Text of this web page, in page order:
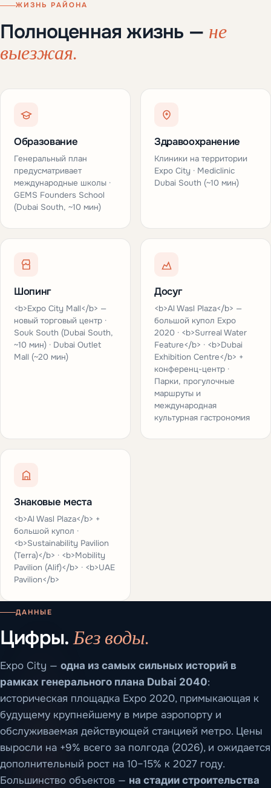
ЖИЗНЬ РАЙОНА
Полноценная жизнь — не
выезжая.
Образование
Генеральный план
предусматривает
международные школы ·
GEMS Founders School
(Dubai South, ~10 мин)
Здравоохранение
Клиники на территории
Expo City · Mediclinic
Dubai South (~10 мин)
Шопинг
<b>Expo City Mall</b> —
новый торговый центр ·
Souk South (Dubai South,
~10 мин) · Dubai Outlet
Mall (~20 мин)
Досуг
<b>Al Wasl Plaza</b> —
большой купол Expo
2020 · <b>Surreal Water
Feature</b> · <b>Dubai
Exhibition Centre</b> +
конференц-центр ·
Парки, прогулочные
маршруты и
международная
культурная гастрономия
Знаковые места
<b>Al Wasl Plaza</b> +
большой купол ·
<b>Sustainability Pavilion
(Terra)</b> · <b>Mobility
Pavilion (Alif)</b> · <b>UAE
Pavilion</b>
ДАННЫЕ
Цифры.Без воды.
Expo City — одна из самых сильных историй в
рамках генерального плана Dubai 2040:
историческая площадка Expo 2020, примыкающая к
будущему крупнейшему в мире аэропорту и
обслуживаемая действующей станцией метро. Цены
выросли на +9% всего за полгода (2026), и ожидается
дополнительный рост на 10–15% к 2027 году.
Большинство объектов — на стадии строительства